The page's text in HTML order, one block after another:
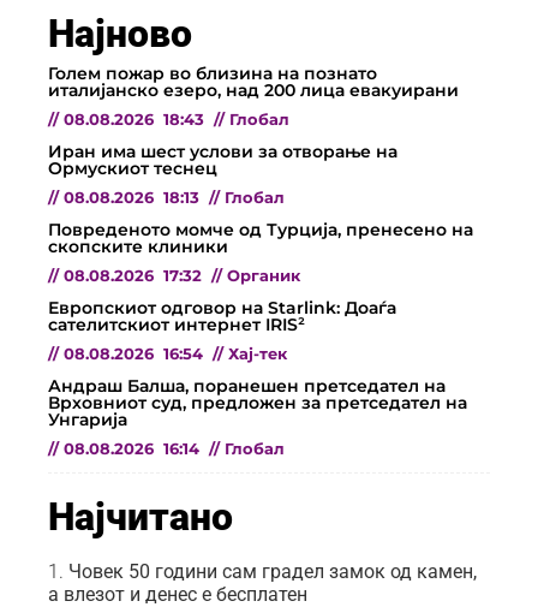
Најново
Голем пожар во близина на познато
италијанско езеро, над 200 лица евакуирани
// 08.08.2026 18:43 // Глобал
Иран има шест услови за отворање на
Ормускиот теснец
// 08.08.2026 18:13 // Глобал
Повреденото момче од Турција, пренесено на
скопските клиники
// 08.08.2026 17:32 // Органик
Европскиот одговор на Starlink: Доаѓа
сателитскиот интернет IRIS²
// 08.08.2026 16:54 // Хај-тек
Андраш Балша, поранешен претседател на
Врховниот суд, предложен за претседател на
Унгарија
// 08.08.2026 16:14 // Глобал
Најчитано
Човек 50 години сам градел замок од камен,
а влезот и денес е бесплатен